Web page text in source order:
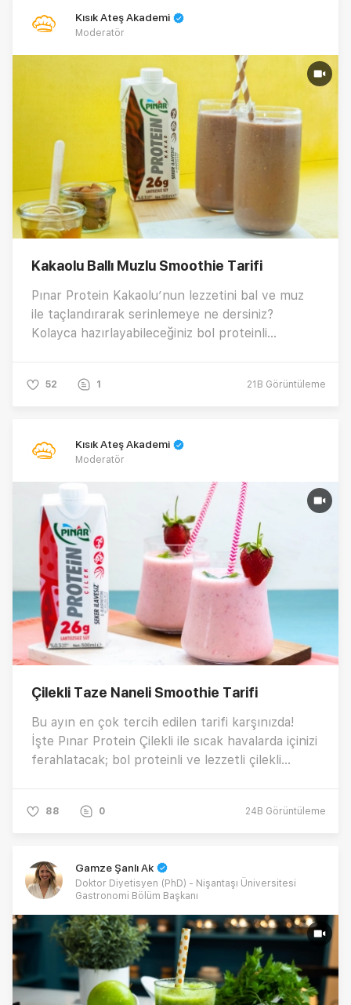
Kısık Ateş Akademi
Moderatör
Kakaolu Ballı Muzlu Smoothie Tarifi
Pınar Protein Kakaolu’nun lezzetini bal ve muz
ile taçlandırarak serinlemeye ne dersiniz?
Kolayca hazırlayabileceğiniz bol proteinli
👇
52 1 21B Görüntüleme
Kısık Ateş Akademi
Moderatör
Çilekli Taze Naneli Smoothie Tarifi
Bu ayın en çok tercih edilen tarifi karşınızda!
İşte Pınar Protein Çilekli ile sıcak havalarda içinizi
ferahlatacak; bol proteinli ve lezzetli çilekli
88 0 24B Görüntüleme
Gamze Şanlı Ak
Doktor Diyetisyen (PhD) - Nişantaşı Üniversitesi
Gastronomi Bölüm Başkanı